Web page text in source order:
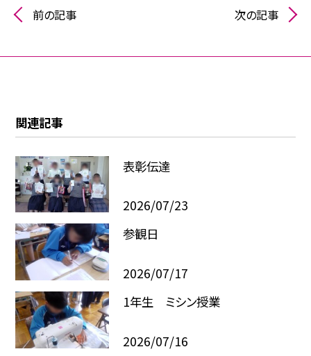
前の記事 次の記事
関連記事
表彰伝達
2026/07/23
参観日
2026/07/17
1年生 ミシン授業
2026/07/16